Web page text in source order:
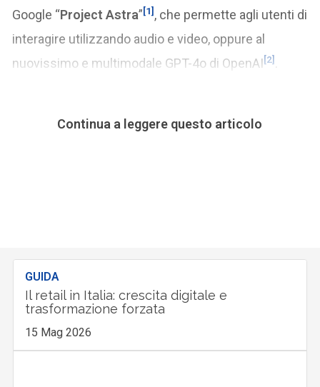
Google “Project Astra”[1] , che permette agli utenti di
interagire utilizzando audio e video, oppure al
nuovissimo e multimodale GPT-4o di OpenAI[2]
Continua a leggere questo articolo
GUIDA
Il retail in Italia: crescita digitale e
trasformazione forzata
15 Mag 2026